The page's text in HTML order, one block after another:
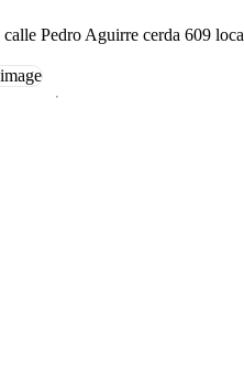
calle Pedro Aguirre cerda 609